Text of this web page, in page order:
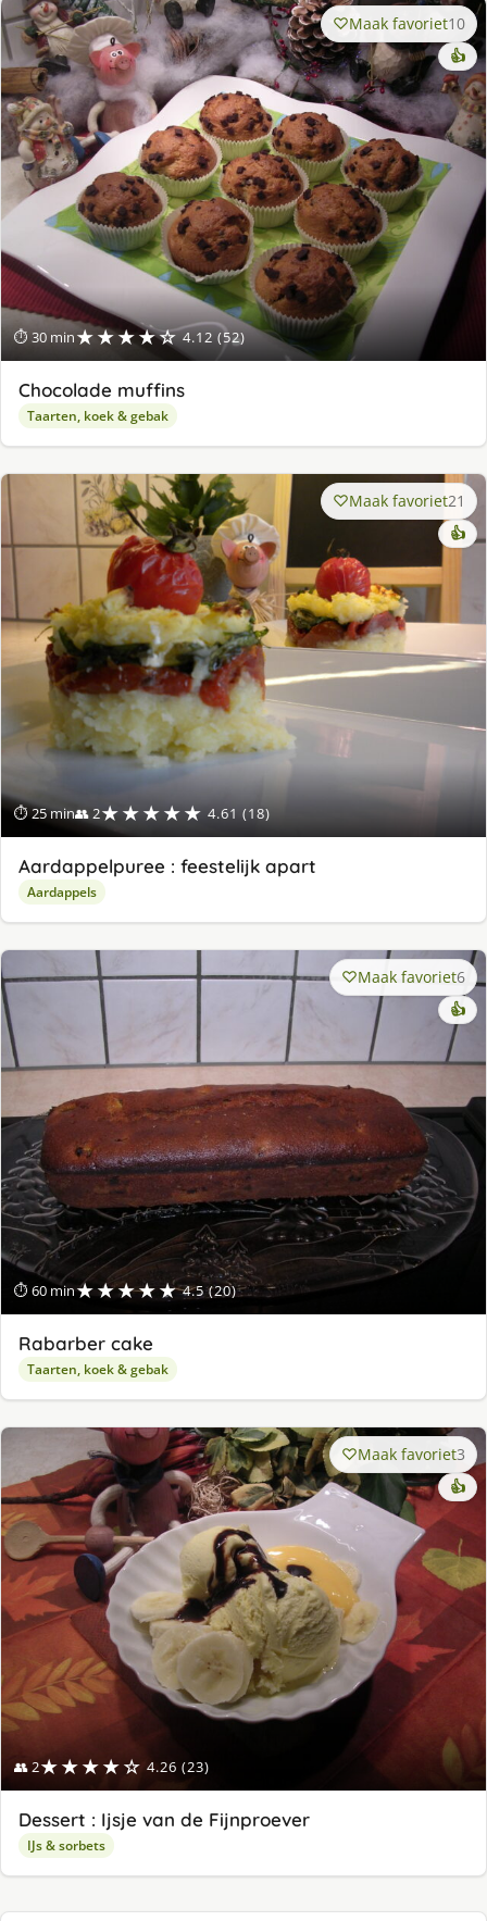
⏱ 30 min★★★★☆ 4.12 (52)
Maak favoriet10
👍
Chocolade muffins
Taarten, koek & gebak
⏱ 25 min👥 2★★★★★ 4.61 (18)
Maak favoriet21
👍
Aardappelpuree : feestelijk apart
Aardappels
⏱ 60 min★★★★★ 4.5 (20)
Maak favoriet6
👍
Rabarber cake
Taarten, koek & gebak
👥 2★★★★☆ 4.26 (23)
Maak favoriet3
👍
Dessert : Ijsje van de Fijnproever
IJs & sorbets